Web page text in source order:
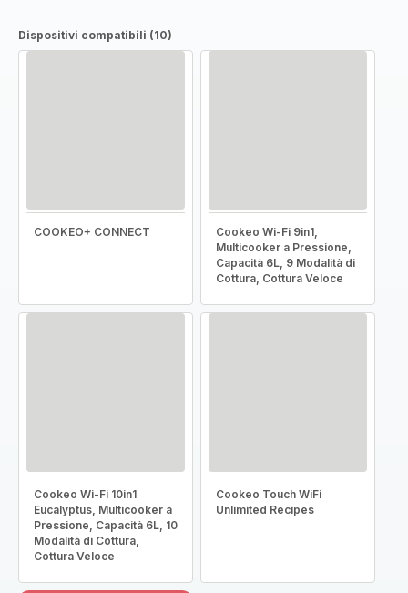
Dispositivi compatibili (10)
COOKEO+ CONNECT
Cookeo Wi-Fi 9in1,
Multicooker a Pressione,
Capacità 6L, 9 Modalità di
Cottura, Cottura Veloce
Cookeo Wi-Fi 10in1
Eucalyptus, Multicooker a
Pressione, Capacità 6L, 10
Modalità di Cottura,
Cottura Veloce
Cookeo Touch WiFi
Unlimited Recipes